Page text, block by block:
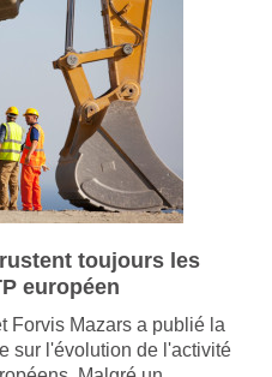
toujours les
européen
Forvis Mazars a publié la
sur l'évolution de l'activité